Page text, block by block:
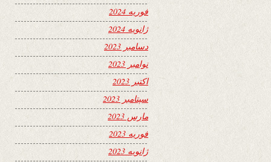
فوریه 2024
ژانویه 2024
دسامبر 2023
نوامبر 2023
اکتبر 2023
سپتامبر 2023
مارس 2023
فوریه 2023
ژانویه 2023